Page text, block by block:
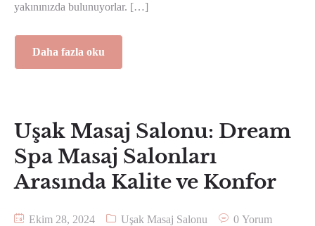
yakınınızda bulunuyorlar. […]
Daha fazla oku
Uşak Masaj Salonu: Dream
Spa Masaj Salonları
Arasında Kalite ve Konfor
Ekim 28, 2024 Uşak Masaj Salonu 0 Yorum